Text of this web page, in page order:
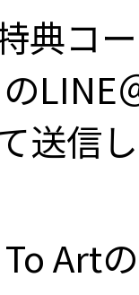
典コ
送信
Art